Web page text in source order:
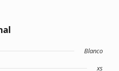
Blanco
xs